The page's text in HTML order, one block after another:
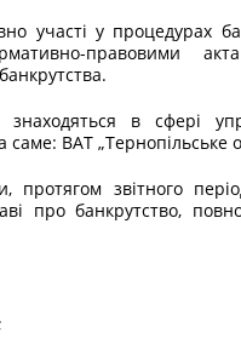
участі у процедурах
правовими
в сфері
саме: ВАТ „Тернопільське
звітного
про банкрутство,